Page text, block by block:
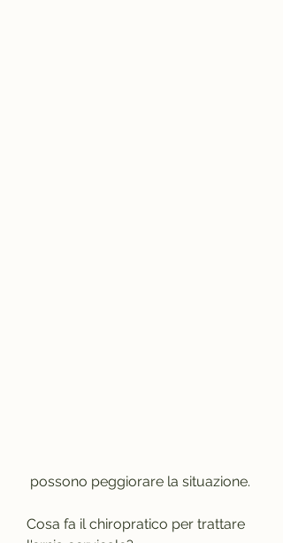
possono peggiorare la situazione.
Cosa fa il chiropratico per trattare